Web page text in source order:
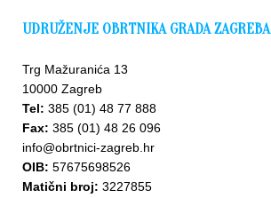
UDRUŽENJE OBRTNIKA GRADA ZAGREBA
Trg Mažuranića 13
10000 Zagreb
Tel: 385 (01) 48 77 888
Fax: 385 (01) 48 26 096
info@obrtnici-zagreb.hr
OIB: 57675698526
Matični broj: 3227855